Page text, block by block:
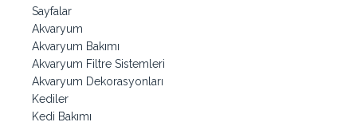
Sayfalar
Akvaryum
Akvaryum Bakımı
Akvaryum Filtre Sistemleri
Akvaryum Dekorasyonları
Kediler
Kedi Bakımı